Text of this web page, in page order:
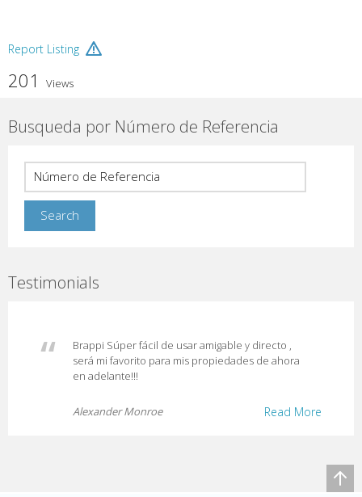
Report Listing
201 Views
Busqueda por Número de Referencia
Testimonials
Brappi Súper fácil de usar amigable y directo ,
será mi favorito para mis propiedades de ahora
en adelante!!!
Read More
Alexander Monroe